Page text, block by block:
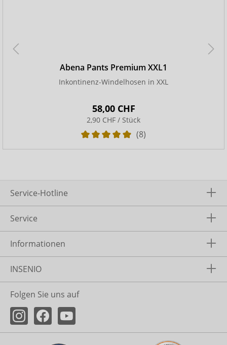
Abena Pants Premium XXL1
Inkontinenz-Windelhosen in XXL
58,00 CHF
2,90 CHF / Stück
(8)
Service-Hotline
Service
Informationen
INSENIO
Folgen Sie uns auf